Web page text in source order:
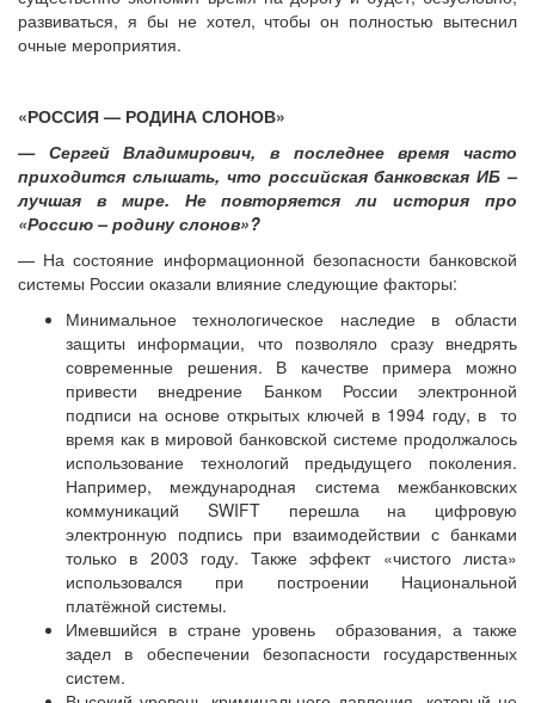
развиваться, я бы не хотел, чтобы он полностью вытеснил
очные мероприятия.
«РОССИЯ — РОДИНА СЛОНОВ»
— Сергей Владимирович, в последнее время часто
приходится слышать, что российская банковская ИБ –
лучшая в мире. Не повторяется ли история про
«Россию – родину слонов»?
— На состояние информационной безопасности банковской
системы России оказали влияние следующие факторы:
Минимальное технологическое наследие в области
защиты информации, что позволяло сразу внедрять
современные решения. В качестве примера можно
привести внедрение Банком России электронной
подписи на основе открытых ключей в 1994 году, в то
время как в мировой банковской системе продолжалось
использование технологий предыдущего поколения.
Например, международная система межбанковских
коммуникаций SWIFT перешла на цифровую
электронную подпись при взаимодействии с банками
только в 2003 году. Также эффект «чистого листа»
использовался при построении Национальной
платёжной системы.
Имевшийся в стране уровень образования, а также
задел в обеспечении безопасности государственных
систем.